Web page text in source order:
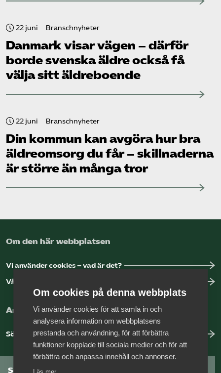
22 juni Branschnyheter
Danmark visar vägen – därför
borde svenska äldre också få
välja sitt äldreboende
22 juni Branschnyheter
Din kommun kan avgöra hur bra
äldreomsorg du får – skillnaderna
är större än många tror
Om den här webbplatsen
Vi använder cookies – vad är det?
Vår dataskyddspolicy
Arbeta hos Vårdföretagarna?
Sök jobb hos oss
Som medlem har du tillgång till vår digitala
Om cookies på denna webbplats
Vi använder cookies för att samla in och
analysera information om webbplatsens
prestanda och användning, för att förbättra
funktioner kopplade till sociala medier och för att
förbättra och anpassa innehåll och annonser.